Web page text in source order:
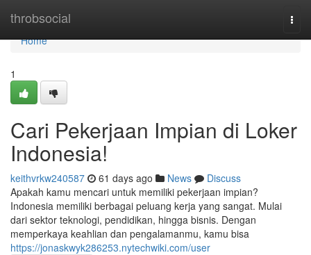
throbsocial
Home
Home
1
Cari Pekerjaan Impian di Loker
Indonesia!
keithvrkw240587 61 days ago News
Discuss
Apakah kamu mencari untuk memiliki pekerjaan impian?
Indonesia memiliki berbagai peluang kerja yang sangat. Mulai
dari sektor teknologi, pendidikan, hingga bisnis. Dengan
memperkaya keahlian dan pengalamanmu, kamu bisa
https://jonaskwyk286253.nytechwiki.com/user